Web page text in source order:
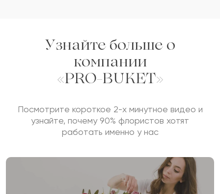
Узнайте больше о
компании
«PRO-BUKET»
Посмотрите короткое 2-х минутное видео и
узнайте, почему 90% флористов хотят
работать именно у нас